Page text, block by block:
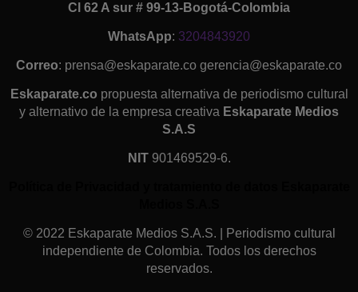
Cl 62 A sur # 99-13-Bogotá-Colombia
WhatsApp: 3204843920
Correo: prensa@eskaparate.co gerencia@eskaparate.co
Eskaparate.co propuesta alternativa de periodismo cultural
y alternativo de la empresa creativa Eskaparate Medios
S.A.S
NIT 901469529-6.
© 2022 Eskaparate Medios S.A.S. | Periodismo cultural
independiente de Colombia. Todos los derechos
reservados.